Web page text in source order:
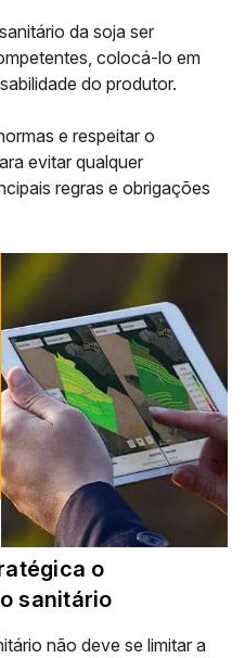
da soja ser
colocá-lo em
do produtor.
e respeitar o
evitar qualquer
regras e obrigações
o
sanitário
não deve se limitar a